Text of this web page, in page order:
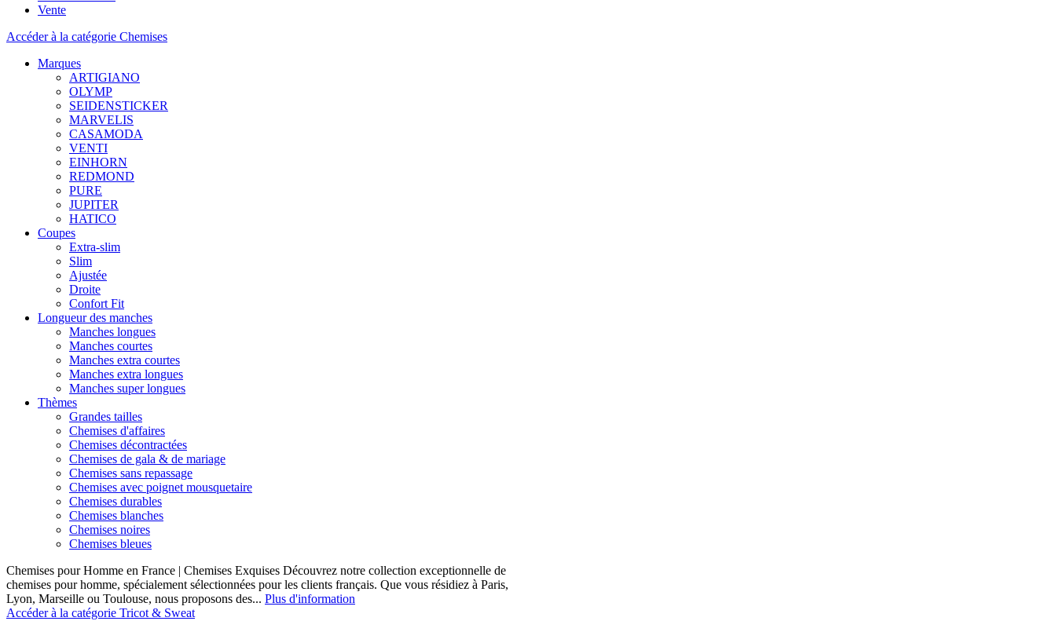
Vente
Accéder à la catégorie Chemises
Marques
ARTIGIANO
OLYMP
SEIDENSTICKER
MARVELIS
CASAMODA
VENTI
EINHORN
REDMOND
PURE
JUPITER
HATICO
Coupes
Extra-slim
Slim
Ajustée
Droite
Confort Fit
Longueur des manches
Manches longues
Manches courtes
Manches extra courtes
Manches extra longues
Manches super longues
Thèmes
Grandes tailles
Chemises d'affaires
Chemises décontractées
Chemises de gala & de mariage
Chemises sans repassage
Chemises avec poignet mousquetaire
Chemises durables
Chemises blanches
Chemises noires
Chemises bleues
Chemises pour Homme en France | Chemises Exquises Découvrez notre collection exceptionnelle de
chemises pour homme, spécialement sélectionnées pour les clients français. Que vous résidiez à Paris,
Lyon, Marseille ou Toulouse, nous proposons des... Plus d'information
Accéder à la catégorie Tricot & Sweat